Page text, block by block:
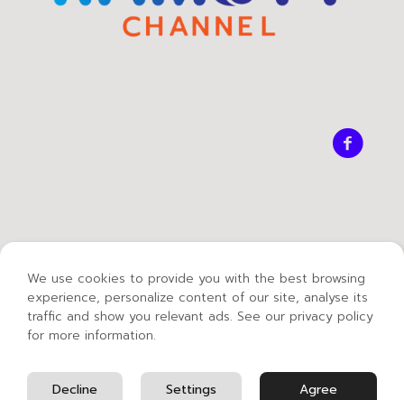
We use cookies to provide you with the best browsing
experience, personalize content of our site, analyse its
traffic and show you relevant ads. See our privacy policy
for more information.
Agree
Settings
Decline
English